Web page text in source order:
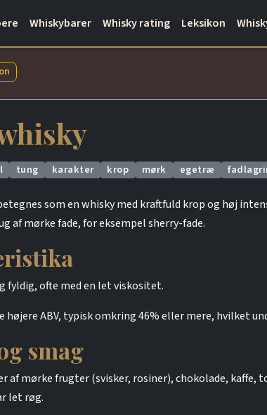
Whiskybarer Whisky rating Leksikon
tung karakter krop mørk egetræ
som en whisky med kraftfuld krop og høj
af mørke fade, for eksempel sherry-fade.
fyldig, ofte med en let viskositet.
højere ABV, typisk omkring 46% eller mere, hvilket
smag
af mørke frugter (svisker, rosiner), chokolade, kaffe,
let røg.